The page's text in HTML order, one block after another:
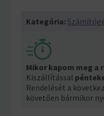
Kategória:
Mikor kapom meg a
Kiszállítással
Rendelését a
követően bármikor